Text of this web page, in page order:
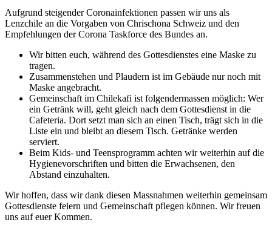
Aufgrund steigender Coronainfektionen passen wir uns als
Lenzchile an die Vorgaben von Chrischona Schweiz und den
Empfehlungen der Corona Taskforce des Bundes an.
Wir bitten euch, während des Gottesdienstes eine Maske zu
tragen.
Zusammenstehen und Plaudern ist im Gebäude nur noch mit
Maske angebracht.
Gemeinschaft im Chilekafi ist folgendermassen möglich: Wer
ein Getränk will, geht gleich nach dem Gottesdienst in die
Cafeteria. Dort setzt man sich an einen Tisch, trägt sich in die
Liste ein und bleibt an diesem Tisch. Getränke werden
serviert.
Beim Kids- und Teensprogramm achten wir weiterhin auf die
Hygienevorschriften und bitten die Erwachsenen, den
Abstand einzuhalten.
Wir hoffen, dass wir dank diesen Massnahmen weiterhin gemeinsam
Gottesdienste feiern und Gemeinschaft pflegen können. Wir freuen
uns auf euer Kommen.